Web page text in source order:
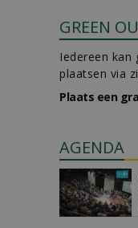
GREEN
Iedereen kan
plaatsen via
Plaats een
AGENDA